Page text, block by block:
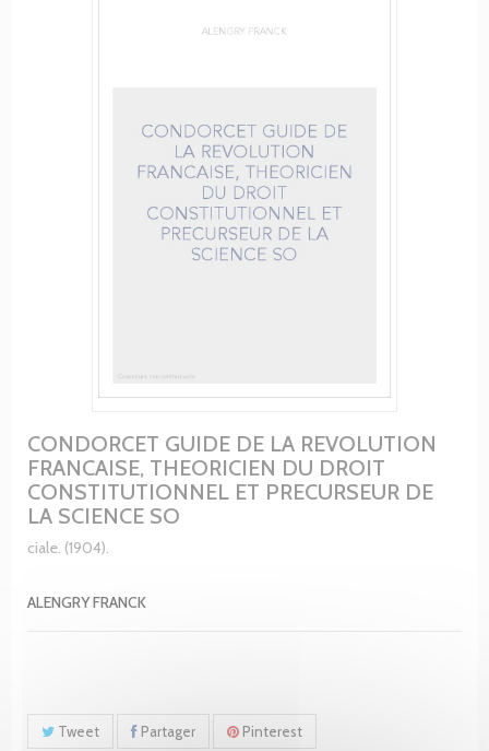
CONDORCET GUIDE DE LA REVOLUTION
FRANCAISE, THEORICIEN DU DROIT
CONSTITUTIONNEL ET PRECURSEUR DE
LA SCIENCE SO
ciale. (1904).
ALENGRY FRANCK
Tweet Partager Pinterest